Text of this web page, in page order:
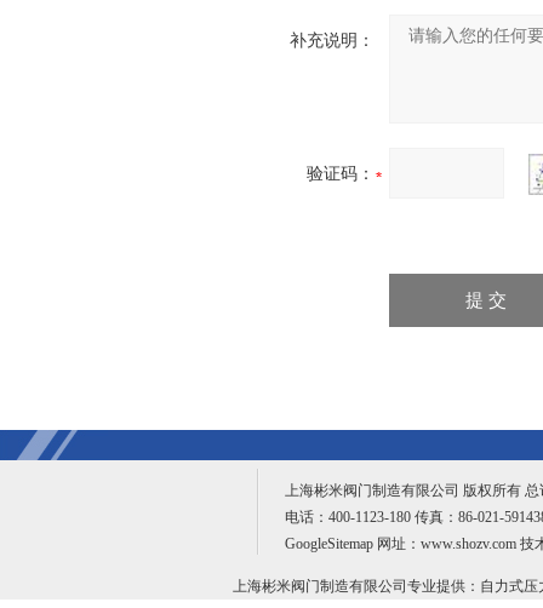
补充说明：
验证码：
上海彬米阀门制造有限公司 版权所有
电话：400-1123-180 传真：86-021-
GoogleSitemap 网址：www.shozv.com 技
上海彬米阀门制造有限公司专业提供： 自力式压